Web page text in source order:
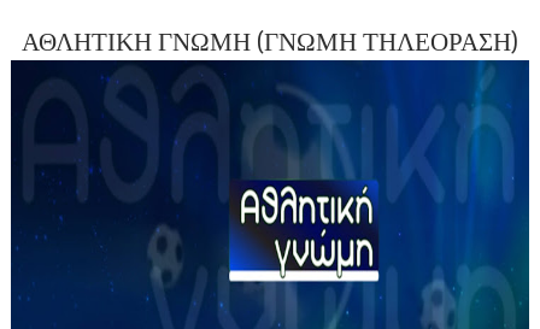
ΑΘΛΗΤΙΚΗ ΓΝΩΜΗ (ΓΝΩΜΗ ΤΗΛΕΟΡΑΣΗ)